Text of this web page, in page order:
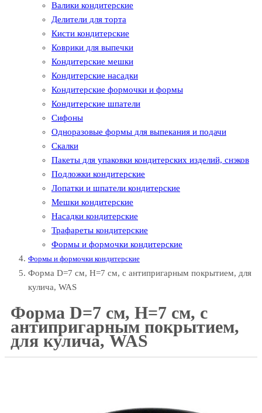
Валики кондитерские
Делители для торта
Кисти кондитерские
Коврики для выпечки
Кондитерские мешки
Кондитерские насадки
Кондитерские формочки и формы
Кондитерские шпатели
Сифоны
Одноразовые формы для выпекания и подачи
Скалки
Пакеты для упаковки кондитерских изделий, снэков
Подложки кондитерские
Лопатки и шпатели кондитерские
Мешки кондитерские
Насадки кондитерские
Трафареты кондитерские
Формы и формочки кондитерские
Формы и формочки кондитерские
Форма D=7 см, H=7 см, с антипригарным покрытием, для
кулича, WAS
Форма D=7 см, H=7 см, с
антипригарным покрытием,
для кулича, WAS